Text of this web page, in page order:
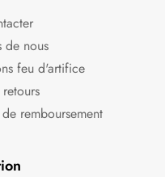
de nous
feu d'artifice
remboursement